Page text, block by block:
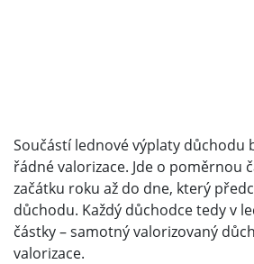
Součástí lednové výplaty důchodu
řádné valorizace. Jde o poměrnou
začátku roku až do dne, který
důchodu. Každý důchodce tedy v
částky – samotný valorizovaný
valorizace.